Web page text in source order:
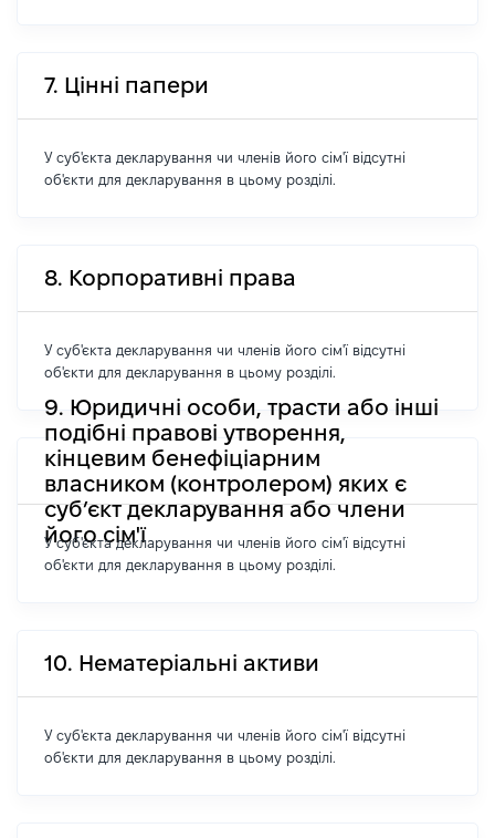
7. Цінні папери
У суб'єкта декларування чи членів його сім'ї відсутні
об'єкти для декларування в цьому розділі.
8. Корпоративні права
У суб'єкта декларування чи членів його сім'ї відсутні
об'єкти для декларування в цьому розділі.
9. Юридичні особи, трасти або інші
подібні правові утворення,
кінцевим бенефіціарним
власником (контролером) яких є
суб’єкт декларування або члени
його сім'ї
У суб'єкта декларування чи членів його сім'ї відсутні
об'єкти для декларування в цьому розділі.
10. Нематеріальні активи
У суб'єкта декларування чи членів його сім'ї відсутні
об'єкти для декларування в цьому розділі.